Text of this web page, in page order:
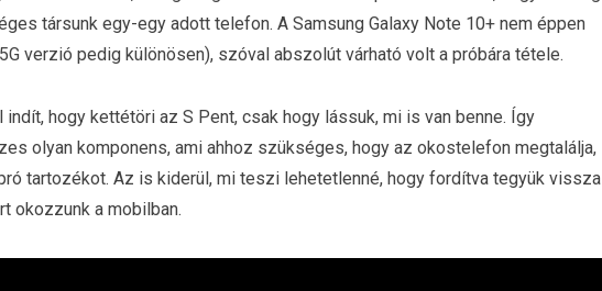
társunk egy-egy adott telefon. A Samsung Galaxy Note 10+ nem éppen
verzió pedig különösen), szóval abszolút várható volt a próbára tétele.
hogy kettétöri az S Pent, csak hogy lássuk, mi is van benne. Így
olyan komponens, ami ahhoz szükséges, hogy az okostelefon megtalálja,
tartozékot. Az is kiderül, mi teszi lehetetlenné, hogy fordítva tegyük vissza
okozzunk a mobilban.